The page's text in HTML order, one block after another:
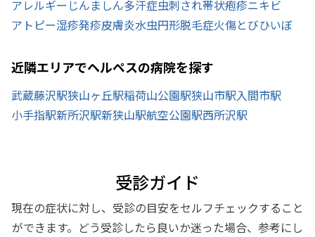
アレルギー じんましん多汗症虫刺され帯状疱疹ニキビ
アトピー湿疹発疹皮膚炎水虫円形脱毛症火傷とびひいぼ
近隣エリアでヘルペスの病院を探す
武蔵藤沢駅狭山ヶ丘駅稲荷山公園駅狭山市駅入間市駅
小手指駅新所沢駅新狭山駅航空公園駅西所沢駅
受診ガイド
現在の症状に対し、受診の目安をセルフチェックすること
ができます。どう受診したら良いか迷った場合、参考にし